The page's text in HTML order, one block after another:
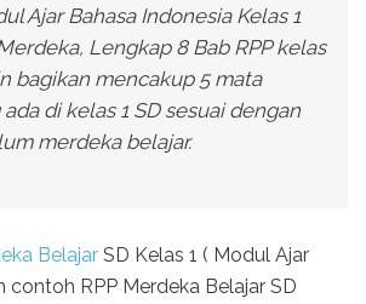
Ajar Bahasa Indonesia Kelas 1
Lengkap 8 Bab RPP kelas
bagikan mencakup 5 mata
di kelas 1 SD sesuai dengan
merdeka belajar.
Belajar SD Kelas 1 ( Modul Ajar
contoh RPP Merdeka Belajar SD